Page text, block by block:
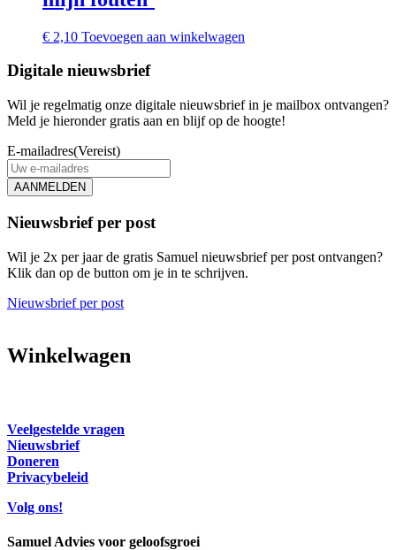
€ 2,10 Toevoegen aan winkelwagen
Digitale nieuwsbrief
Wil je regelmatig onze digitale nieuwsbrief in je mailbox ontvangen?
Meld je hieronder gratis aan en blijf op de hoogte!
E-mailadres(Vereist)
AANMELDEN
Nieuwsbrief per post
Wil je 2x per jaar de gratis Samuel nieuwsbrief per post ontvangen?
Klik dan op de button om je in te schrijven.
Nieuwsbrief per post
Winkelwagen
Veelgestelde vragen
Nieuwsbrief
Doneren
Privacybeleid
Volg ons!
Samuel Advies voor geloofsgroei